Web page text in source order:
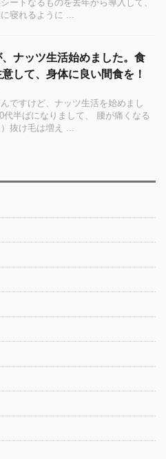
ートなるものを去年から導入して、
寝れるように ...
ナッツ生活始めました。食
して、身体に良い間食を！
ですけど、ナッツ生活を始めまし
代半ばになりまして、 腰が痛くなる
抜け毛は増え ...